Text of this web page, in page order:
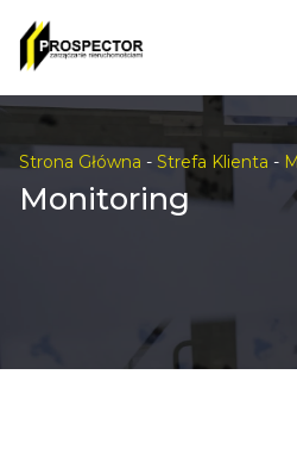
Monitoring
Strona Główna - Strefa Klienta -